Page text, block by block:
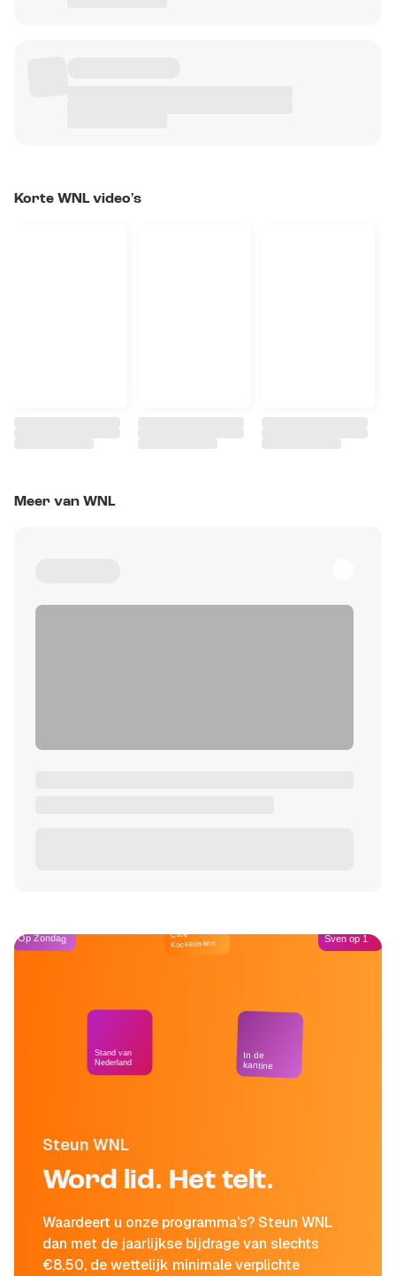
Korte WNL video's
Meer van WNL
Steun WNL
Word lid. Het telt.
Waardeert u onze programma's? Steun WNL
dan met de jaarlijkse bijdrage van slechts
€8,50, de wettelijk minimale verplichte
Op Zondag
Stand van
Nederland
Café
Kockelmann
In de
kantine
Sven op 1